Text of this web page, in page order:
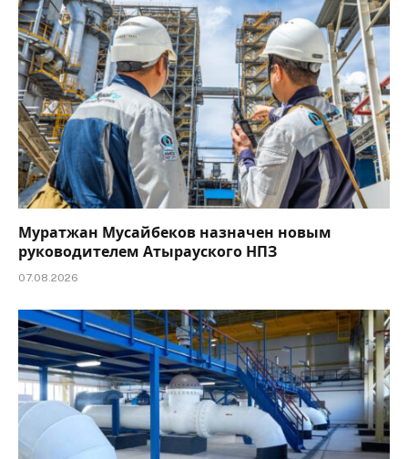
Муратжан Мусайбеков назначен новым
руководителем Атырауского НПЗ
07.08.2026